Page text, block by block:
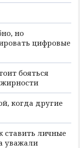
но
цифровые
бояться
когда другие
ставить личные
уважали